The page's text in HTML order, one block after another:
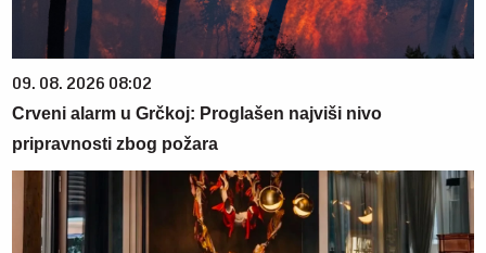
09. 08. 2026 08:02
Crveni alarm u Grčkoj: Proglašen najviši nivo
pripravnosti zbog požara